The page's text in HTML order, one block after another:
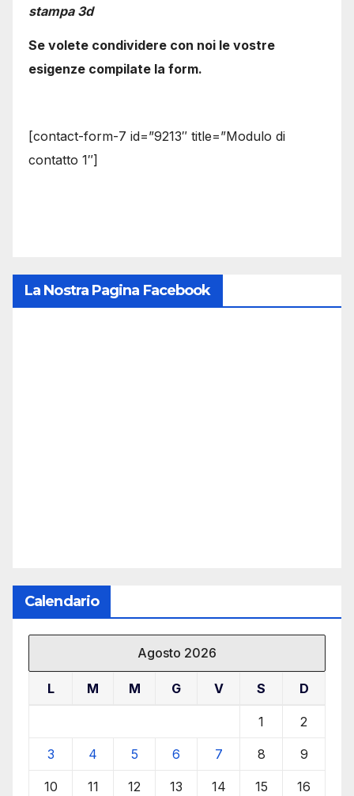
stampa 3d
Se volete condividere con noi le vostre
esigenze compilate la form.
[contact-form-7 id=”9213″ title=”Modulo di
contatto 1″]
La Nostra Pagina Facebook
Calendario
Agosto 2026
L M M G V S D
1 2
3 4 5 6 7 8 9
10 11 12 13 14 15 16